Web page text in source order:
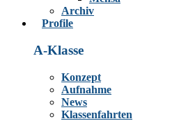
Archiv
Profile
A-Klasse
Konzept
Aufnahme
News
Klassenfahrten